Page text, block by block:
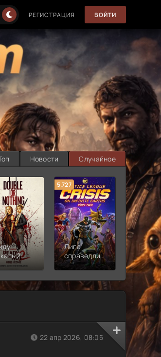
РЕГИСТРАЦИЯ ВОЙТИ
Новости Случайное
2:
и я
5.727
Лига
справедливости:
Кризис на
землях.
Часть 2
8.889
Новая
смена
22 апр 2026, 08:05